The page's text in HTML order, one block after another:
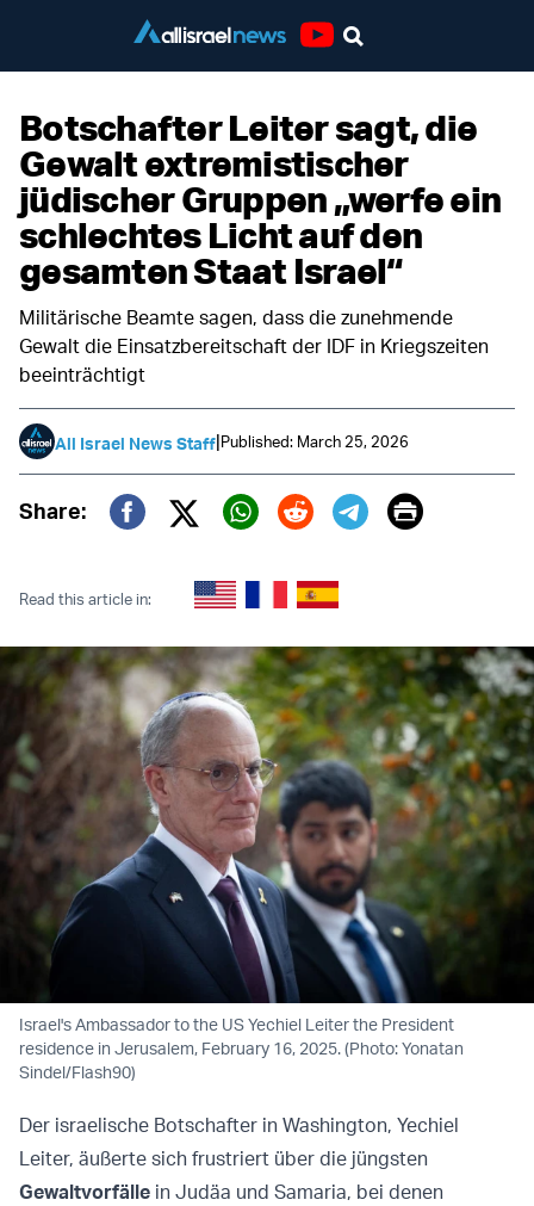
Botschafter Leiter sagt, die
Gewalt extremistischer
jüdischer Gruppen „werfe ein
schlechtes Licht auf den
gesamten Staat Israel“
Militärische Beamte sagen, dass die zunehmende
Gewalt die Einsatzbereitschaft der IDF in Kriegszeiten
beeinträchtigt
All Israel News Staff|Published: March 25, 2026
Share:
Twitter (X)
Print
Read this article in:
Israel's Ambassador to the US Yechiel Leiter the President
residence in Jerusalem, February 16, 2025. (Photo: Yonatan
Sindel/Flash90)
Der israelische Botschafter in Washington, Yechiel
Leiter, äußerte sich frustriert über die jüngsten
Gewaltvorfälle in Judäa und Samaria, bei denen